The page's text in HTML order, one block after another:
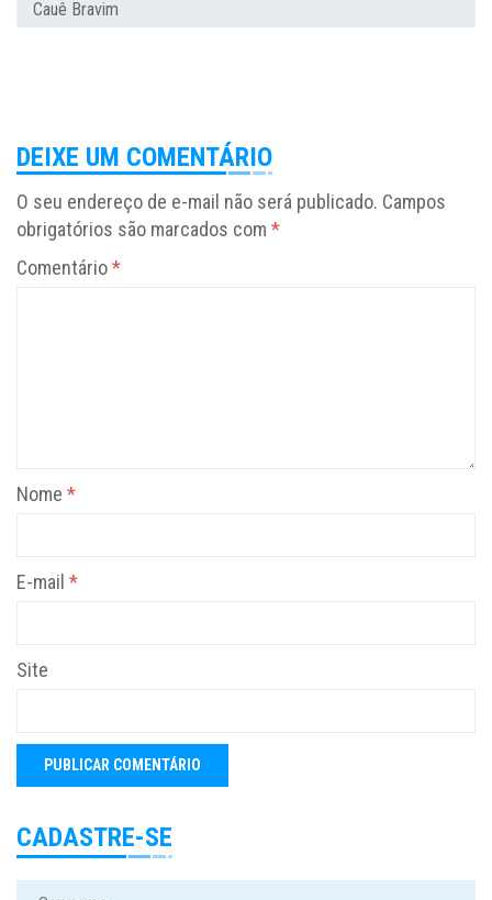
Cauê Bravim
DEIXE UM COMENTÁRIO
O seu endereço de e-mail não será publicado. Campos
obrigatórios são marcados com *
Comentário*
Nome *
E-mail *
Site
CADASTRE-SE